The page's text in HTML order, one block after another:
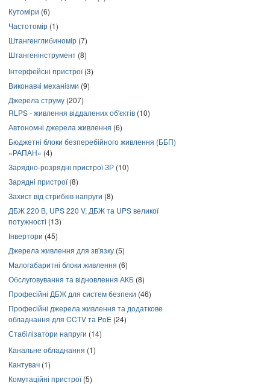
Кутоміри (6)
Частотомір (1)
Штангенглибиномір (7)
Штангенінструмент (8)
Інтерфейсні пристрої(3)
Виконавчі механізми (9)
Джерела струму (207)
RLPS - живлення віддалених об'єктів (10)
Автономні джерела живлення (6)
Бюджетні блоки безперебійного живлення (ББП)
«РАПАН» (4)
Зарядно-розрядні пристрої ЗР (10)
Зарядні пристрої(8)
Захист від стрибків напруги (8)
ДБЖ 220 В, UPS 220 V, ДБЖ та UPS великої
потужності (13)
Інвертори (45)
Джерела живлення для зв'язку (5)
Малогабаритні блоки живлення (6)
Обслуговування та відновлення АКБ (8)
Професійні ДБЖ для систем безпеки (46)
Професійні джерела живлення та додаткове
обладнання для CCTV та PoE (24)
Стабілізатори напруги (14)
Канальне обладнання (1)
Кантувач (1)
Комутаційні пристрої(5)